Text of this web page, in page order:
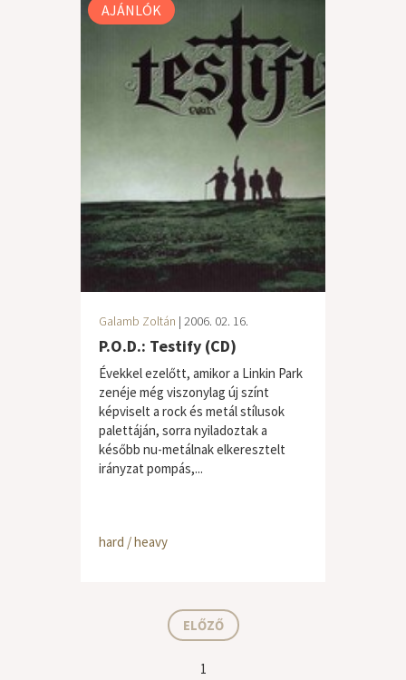
AJÁNLÓK
Galamb Zoltán | 2006. 02. 16.
P.O.D.: Testify (CD)
Évekkel ezelőtt, amikor a Linkin Park
zenéje még viszonylag új színt
képviselt a rock és metál stílusok
palettáján, sorra nyiladoztak a
később nu-metálnak elkeresztelt
irányzat pompás,...
hard / heavy
ELŐZŐ
1